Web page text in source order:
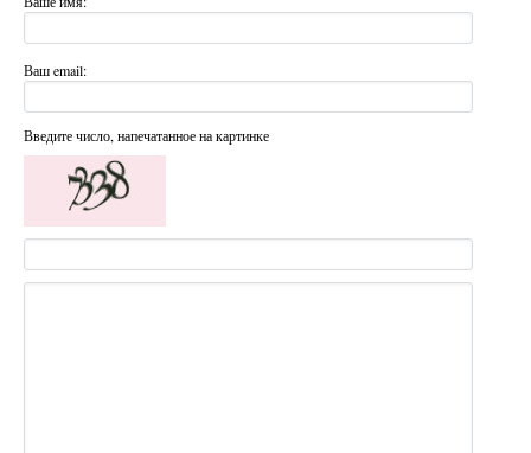
Ваш email:
Введите число, напечатанное на картинке